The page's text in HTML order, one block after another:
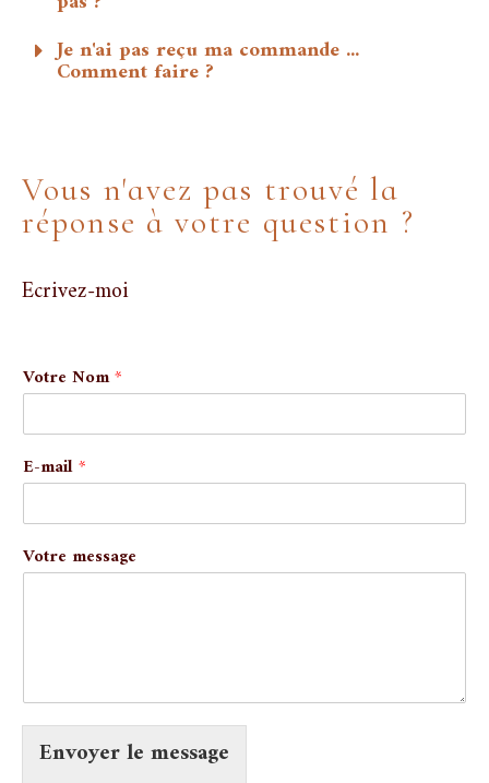
Je n'ai pas reçu ma commande ...
Comment faire ?
Vous n'avez pas trouvé la
réponse à votre question ?
Ecrivez-moi
Votre Nom*
E-mail*
E
-
o
m
Votre message
Envoyer le message